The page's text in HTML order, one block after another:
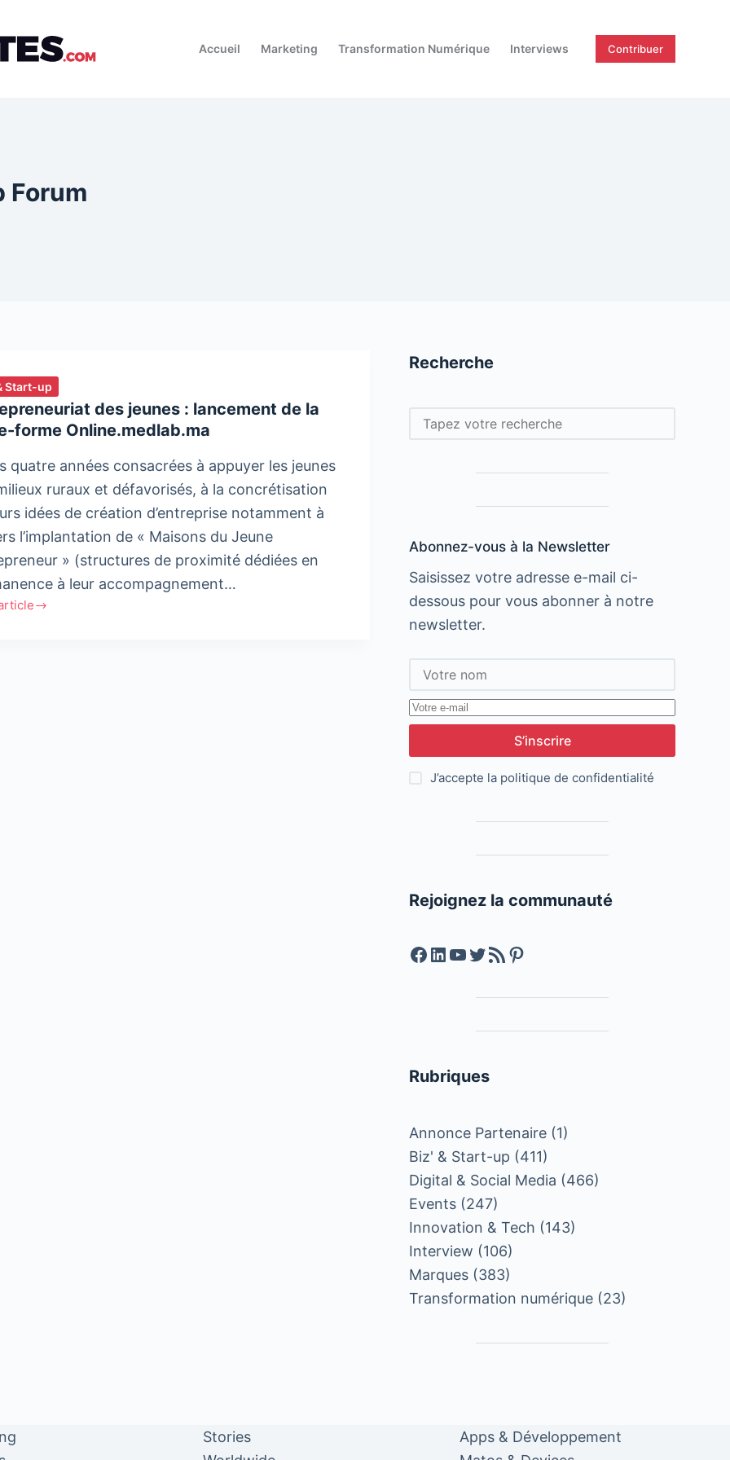
Accueil Marketing Transformation Numérique Interviews Contribuer
Forum
Start-up
des jeunes : lancement de la
forme Online.medlab.ma
quatre années consacrées à appuyer les jeunes
ruraux et défavorisés, à la concrétisation
idées de création d’entreprise notamment à
l’implantation de « Maisons du Jeune
» (structures de proximité dédiées en
à leur accompagnement…
Recherche
Rechercher
Abonnez-vous à la Newsletter
Saisissez votre adresse e-mail ci-
dessous pour vous abonner à notre
newsletter.
S’inscrire
J’accepte la politique de confidentialité
Rejoignez la communauté
Facebook
LinkedIn
YouTube
Twitter
Feed RSSPinterest
Rubriques
Annonce Partenaire (1)
Biz' & Start-up (411)
Digital & Social Media (466)
Events (247)
Innovation & Tech (143)
Interview (106)
Marques (383)
Transformation numérique (23)
Stories
Apps & Développement